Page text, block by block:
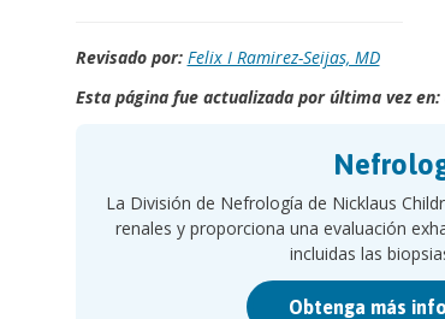
Revisado por: Felix I Ramirez-Seijas, MD
Esta página fue actualizada por última vez en:
La División de Nefrología de Nicklaus
renales y proporciona una evaluación
incluidas las
Obtenga más